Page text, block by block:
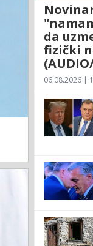
da
fizički
06.08.2026 |